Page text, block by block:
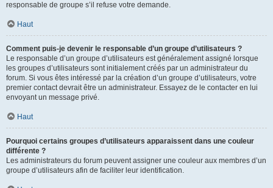
responsable de groupe s’il refuse votre demande.
Haut
Comment puis-je devenir le responsable d’un groupe d’utilisateurs ?
Le responsable d’un groupe d’utilisateurs est généralement assigné lorsque
les groupes d’utilisateurs sont initialement créés par un administrateur du
forum. Si vous êtes intéressé par la création d’un groupe d’utilisateurs, votre
premier contact devrait être un administrateur. Essayez de le contacter en lui
envoyant un message privé.
Haut
Pourquoi certains groupes d’utilisateurs apparaissent dans une couleur
différente ?
Les administrateurs du forum peuvent assigner une couleur aux membres d’un
groupe d’utilisateurs afin de faciliter leur identification.